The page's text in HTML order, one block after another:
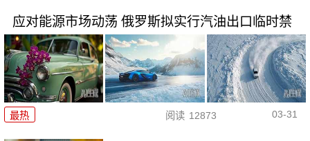
应对能源市场动荡 俄罗斯拟实行汽油出口临时禁
最热 阅读 12873 03-31